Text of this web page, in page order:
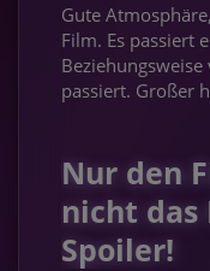
Gute
Film. Es passiert
passiert. Großer
Nur den
nicht das
Spoiler!